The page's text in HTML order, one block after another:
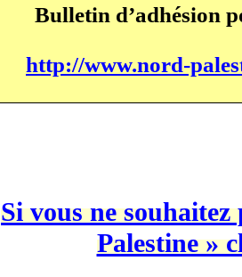
Bulletin d’adhésion
http://www.nord-
Si vous ne souhaitez
Palestine »